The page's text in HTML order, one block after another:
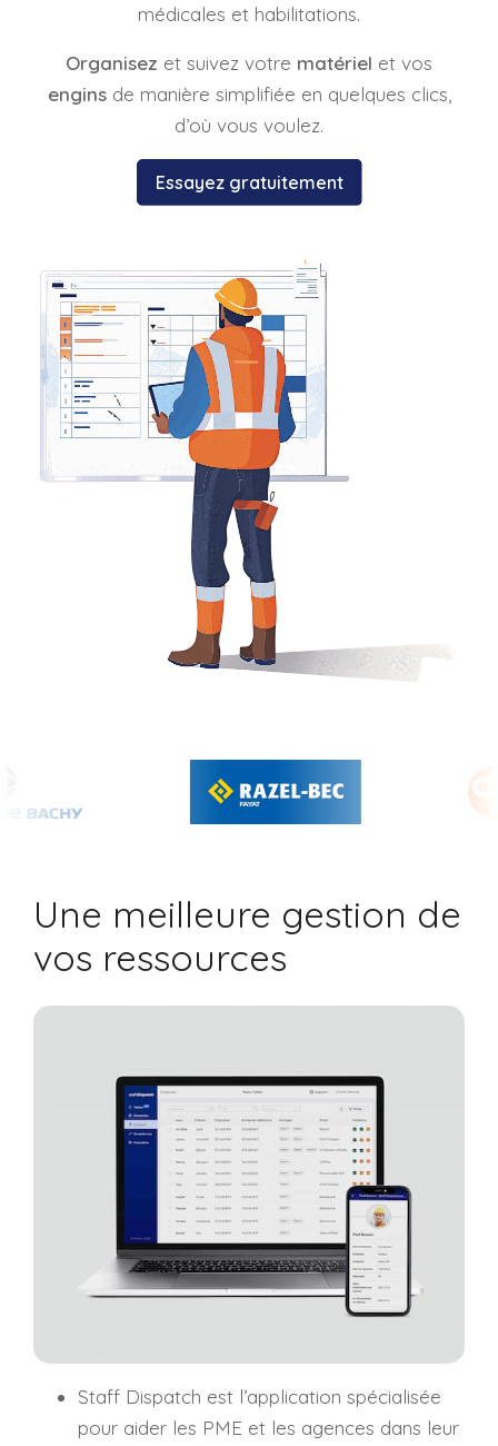
médicales et habilitations.
Organisez et suivez votre matériel et vos
enginsde manière simplifiée en quelques clics,
d’où vous voulez.
Essayez gratuitement
Une meilleure gestion de
vos ressources
Staff Dispatch est l’application spécialisée
pour aider les PME et les agences dans leur